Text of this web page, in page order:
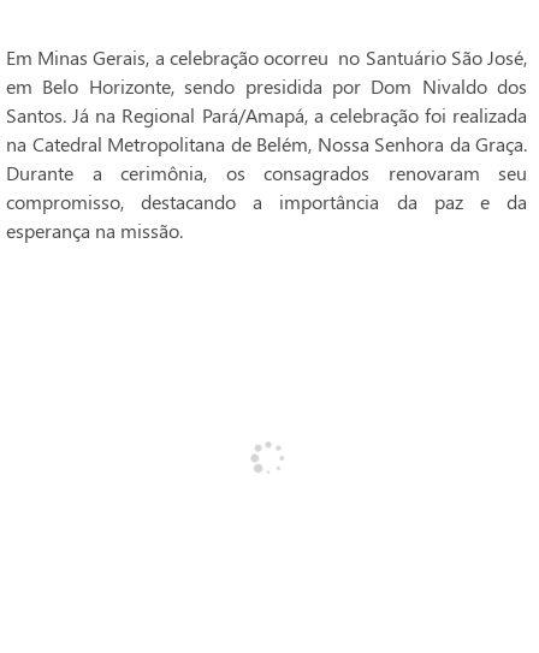
Em Minas Gerais, a celebração ocorreu no Santuário São José,
em Belo Horizonte, sendo presidida por Dom Nivaldo dos
Santos. Já na Regional Pará/Amapá, a celebração foi realizada
na Catedral Metropolitana de Belém, Nossa Senhora da Graça.
Durante a cerimônia, os consagrados renovaram seu
compromisso, destacando a importância da paz e da
esperança na missão.